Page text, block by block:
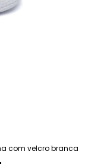
com velcro branca